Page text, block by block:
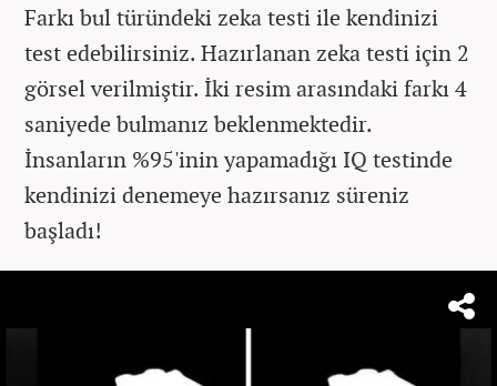
Farkı bul türündeki zeka testi ile kendinizi
test edebilirsiniz. Hazırlanan zeka testi için 2
görsel verilmiştir. İki resim arasındaki farkı 4
saniyede bulmanız beklenmektedir.
İnsanların %95'inin yapamadığı IQ testinde
kendinizi denemeye hazırsanız süreniz
başladı!